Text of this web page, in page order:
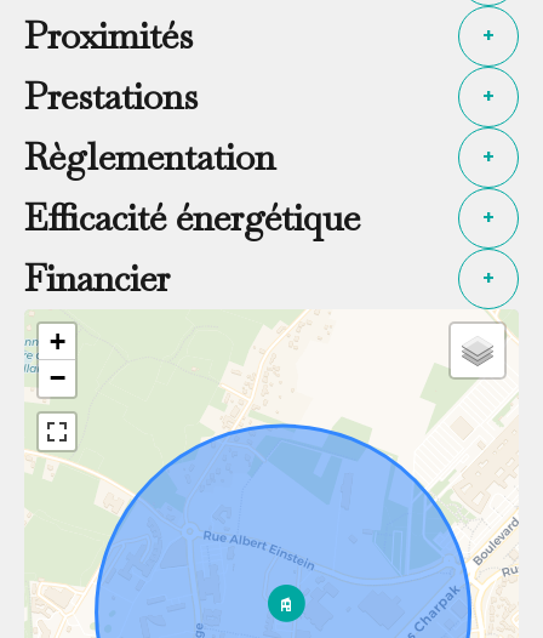
Proximités +
Prestations +
Règlementation +
Efficacité énergétique +
Financier +
+
−